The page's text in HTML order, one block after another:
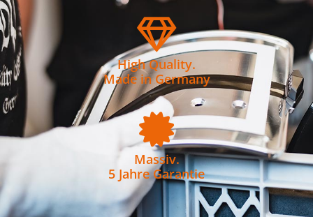
High Quality.
Made in Germany
Massiv.
5 Jahre Garantie